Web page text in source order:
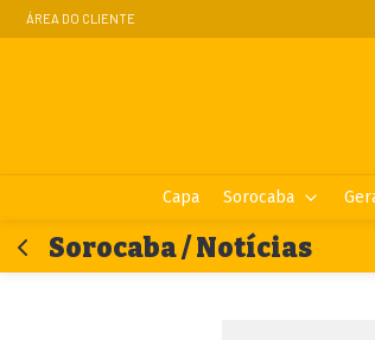
ÁREA DO CLIENTE
Capa Sorocaba
Sorocaba / Notícias